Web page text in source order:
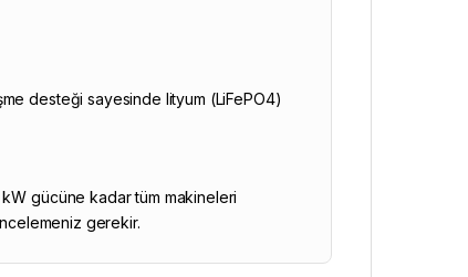
desteği sayesinde lityum (LiFePO4)
gücüne kadar tüm makineleri
gerekir.